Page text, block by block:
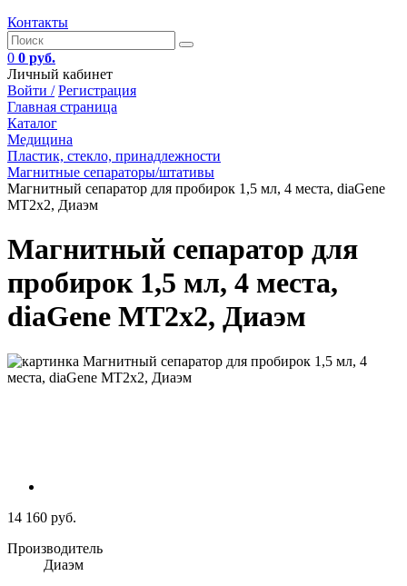
Контакты
0 0 руб.
Личный кабинет
Войти / Регистрация
Главная страница
Каталог
Медицина
Пластик, стекло, принадлежности
Магнитные сепараторы/штативы
Магнитный сепаратор для пробирок 1,5 мл, 4 места, diaGene
MT2х2, Диаэм
Магнитный сепаратор для
пробирок 1,5 мл, 4 места,
diaGene MT2х2, Диаэм
14 160 руб.
Производитель
Диаэм